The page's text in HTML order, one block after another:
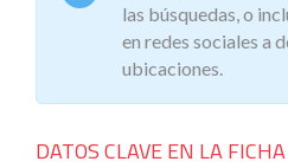
las búsquedas, o
en redes sociales a
ubicaciones.
DATOS CLAVE EN LA